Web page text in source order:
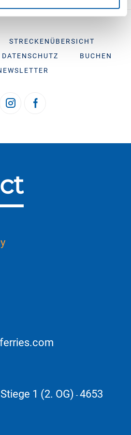
STRECKENÜBERSICHT
DATENSCHUTZ
BUCHEN
1 (2. OG) - 4653